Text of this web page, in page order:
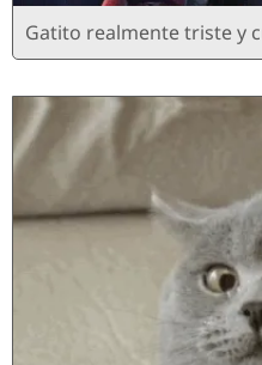
Gatito realmente triste y